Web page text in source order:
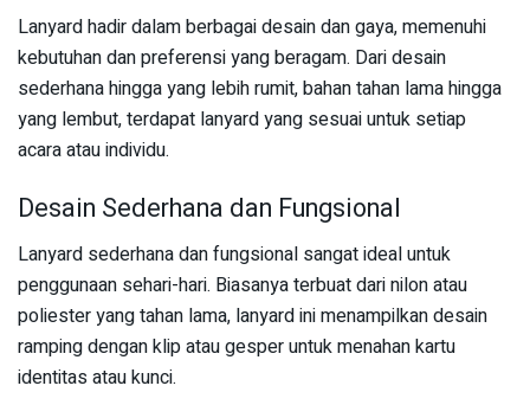
Lanyard hadir dalam berbagai desain dan gaya, memenuhi
kebutuhan dan preferensi yang beragam. Dari desain
sederhana hingga yang lebih rumit, bahan tahan lama hingga
yang lembut, terdapat lanyard yang sesuai untuk setiap
acara atau individu.
Desain Sederhana dan Fungsional
Lanyard sederhana dan fungsional sangat ideal untuk
penggunaan sehari-hari. Biasanya terbuat dari nilon atau
poliester yang tahan lama, lanyard ini menampilkan desain
ramping dengan klip atau gesper untuk menahan kartu
identitas atau kunci.